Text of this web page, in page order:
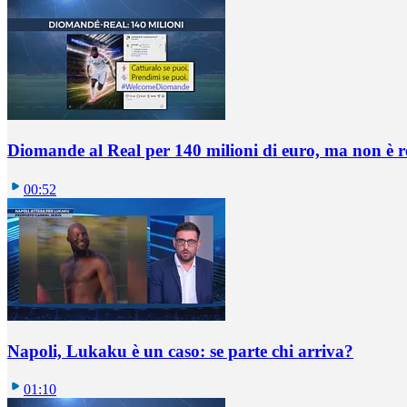
Diomande al Real per 140 milioni di euro, ma non è
00:52
Napoli, Lukaku è un caso: se parte chi arriva?
01:10